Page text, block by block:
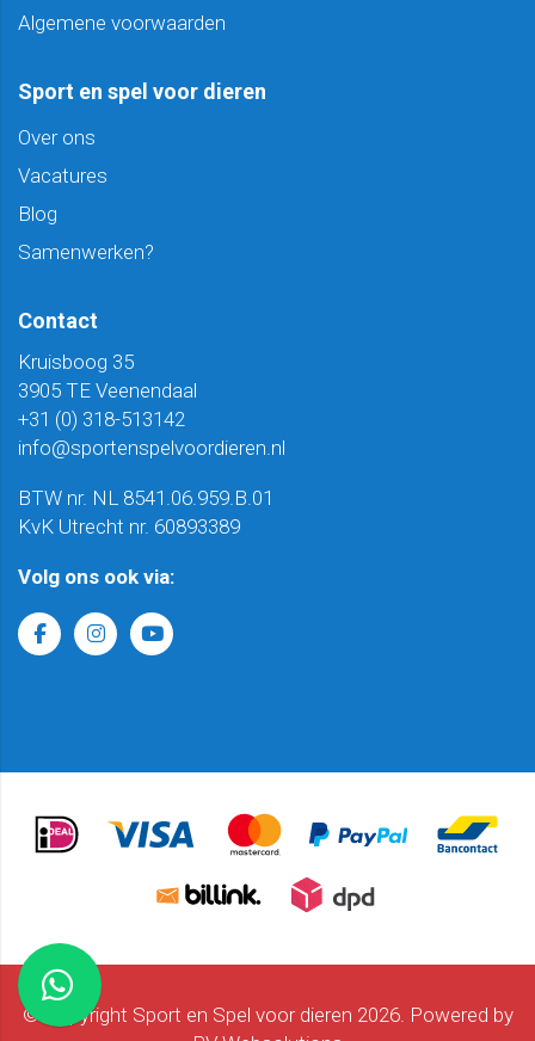
Algemene voorwaarden
Sport en spel voor dieren
Over ons
Vacatures
Blog
Samenwerken?
Contact
Kruisboog 35
3905 TE Veenendaal
+31 (0) 318-513142
info@sportenspelvoordieren.nl
BTW nr. NL 8541.06.959.B.01
KvK Utrecht nr. 60893389
Volg ons ook via:
© Copyright Sport en Spel voor dieren 2026. Powered by